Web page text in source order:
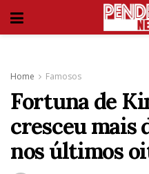
Home Famosos
Fortuna de
cresceu mais
nos últimos